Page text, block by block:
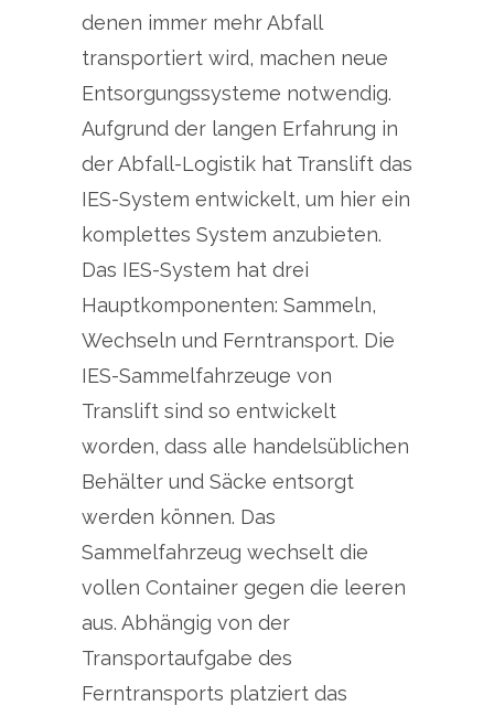
denen immer mehr Abfall
transportiert wird, machen neue
Entsorgungssysteme notwendig.
Aufgrund der langen Erfahrung in
der Abfall-Logistik hat Translift das
IES-System entwickelt, um hier ein
komplettes System anzubieten.
Das IES-System hat drei
Hauptkomponenten: Sammeln,
Wechseln und Ferntransport. Die
IES-Sammelfahrzeuge von
Translift sind so entwickelt
worden, dass alle handelsüblichen
Behälter und Säcke entsorgt
werden können. Das
Sammelfahrzeug wechselt die
vollen Container gegen die leeren
aus. Abhängig von der
Transportaufgabe des
Ferntransports platziert das